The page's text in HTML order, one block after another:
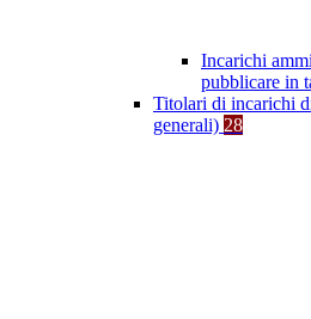
Incarichi
pubblicare in
Titolari di incarichi
generali) 28